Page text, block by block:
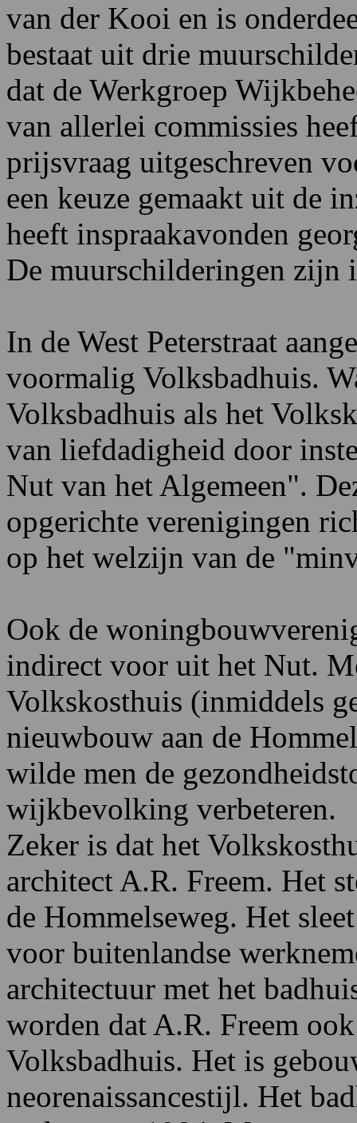
van der Kooi en is
bestaat uit drie
dat de Werkgroep
van allerlei commissies
prijsvraag uitgeschreven
een keuze gemaakt uit de
heeft inspraakavonden
De muurschilderingen zijn
In de West Peterstraat
voormalig Volksbadhuis.
Volksbadhuis als het
van liefdadigheid door
Nut van het Algemeen".
opgerichte verenigingen
op het welzijn van de
Ook de
indirect voor uit het Nut.
Volkskosthuis (inmiddels
nieuwbouw aan de
wilde men de
wijkbevolking verbeteren.
Zeker is dat het
architect A.R. Freem. Het
de Hommelseweg. Het
voor buitenlandse
architectuur met het
worden dat A.R. Freem
Volksbadhuis. Het is
neorenaissancestijl. Het